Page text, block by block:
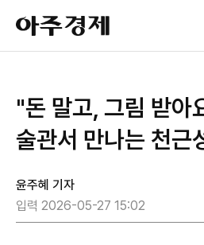
아
주
경
"돈 말고, 그림 받아
술관서 만나는 천근
윤주혜 기자
입력 2026-05-27 15:02